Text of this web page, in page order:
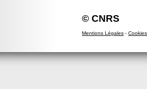
© CNRS
Mentions Légales - Cookies